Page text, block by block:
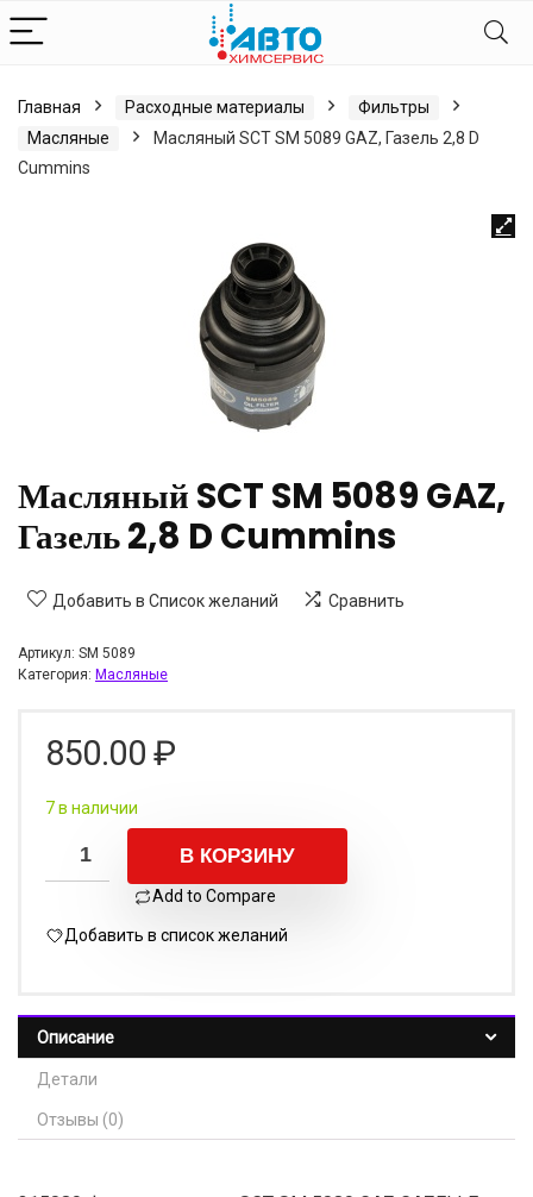
Главная Расходные материалы
Фильтры
Масляные
Масляный SCT SM 5089 GAZ, Газель 2,8 D
Cummins
Масляный SCT SM 5089 GAZ,
Газель 2,8 D Cummins
Добавить в Список желаний Сравнить
Артикул: SM 5089
Категория: Масляные
850.00 ₽
7 в наличии
В КОРЗИНУ
Add to Compare
Добавить в список желаний
Описание
Детали
Отзывы (0)